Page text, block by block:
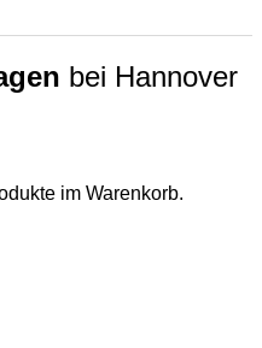
im Warenkorb.
bei Hannover